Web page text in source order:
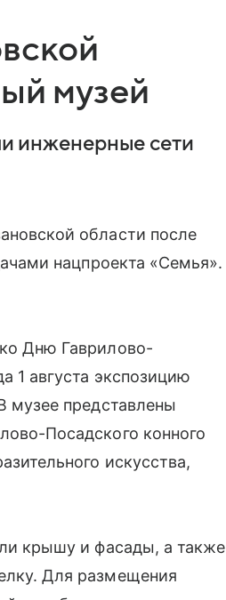
музей
инженерные сети
области после
нацпроекта «Семья».
Дню Гаврилово-
1 августа экспозицию
музее представлены
Посадского конного
искусства,
крышу и фасады, а также
Для размещения